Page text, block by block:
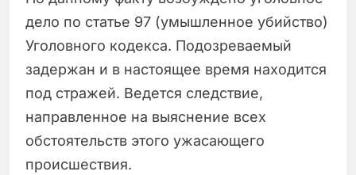
дело по статье 97 (умышленное убийство)
Уголовного кодекса. Подозреваемый
задержан и в настоящее время находится
под стражей. Ведется следствие,
направленное на выяснение всех
обстоятельств этого ужасающего
происшествия.